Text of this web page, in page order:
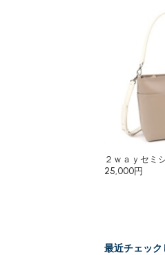
２ｗａｙセミ
25,000円
最近チェッ